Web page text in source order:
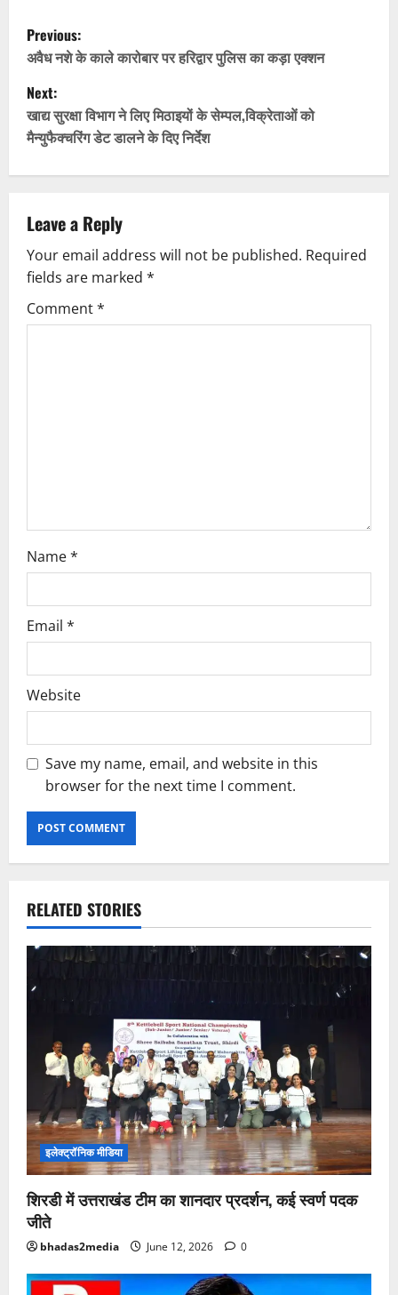
P
o
s
t
n
a
v
i
g
Previous:
अवैध नशे के काले कारोबार पर हरिद्वार पुलिस का कड़ा एक्शन
Next:
खाद्य सुरक्षा विभाग ने लिए मिठाइयों के सेम्पल,विक्रेताओं को
मैन्युफैक्चरिंग डेट डालने के दिए निर्देश
Leave a Reply
Your email address will not be published. Required
fields are marked *
Comment*
Name*
Email *
Website
Save my name, email, and website in this
browser for the next time I comment.
RELATED STORIES
इलेक्ट्रॉनिक मीडिया
शिरडी में उत्तराखंड टीम का शानदार प्रदर्शन, कई स्वर्ण पदक
जीते
bhadas2media June 12, 2026 0